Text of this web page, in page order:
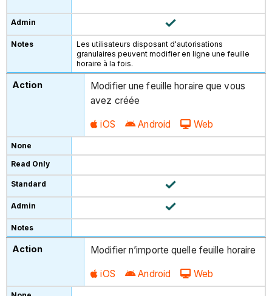
Les utilisateurs disposant d'autorisations
granulaires peuvent modifier en ligne une feuille
horaire à la fois.
Modifier une feuille horaire que vous
avez créée
iOS Android Web
Modifier n’importe quelle feuille horaire
iOS Android Web